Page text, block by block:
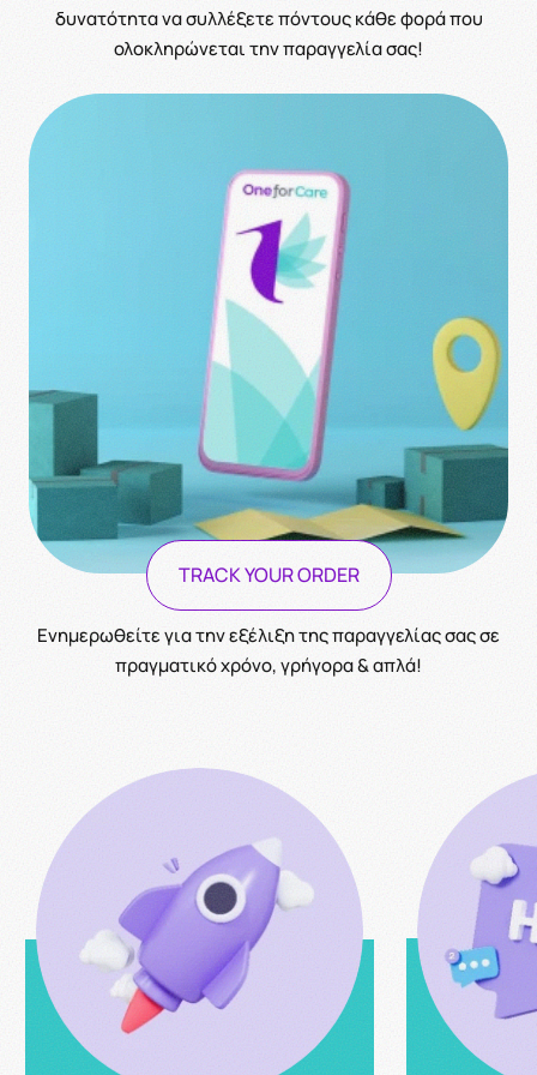
δυνατότητα να συλλέξετε πόντους κάθε φορά που
ολοκληρώνεται την παραγγελία σας!
TRACK YOUR ORDER
Ενημερωθείτε για την εξέλιξη της παραγγελίας σας σε
πραγματικό χρόνο, γρήγορα & απλά!